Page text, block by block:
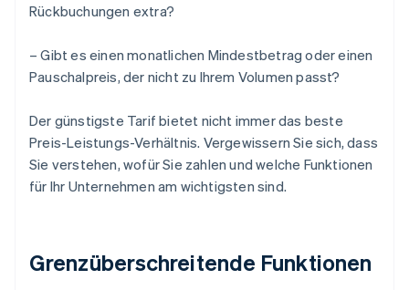
Rückbuchungen extra?
– Gibt es einen monatlichen Mindestbetrag oder einen
Pauschalpreis, der nicht zu Ihrem Volumen passt?
Der günstigste Tarif bietet nicht immer das beste
Preis-Leistungs-Verhältnis. Vergewissern Sie sich, dass
Sie verstehen, wofür Sie zahlen und welche Funktionen
für Ihr Unternehmen am wichtigsten sind.
Grenzüberschreitende Funktionen